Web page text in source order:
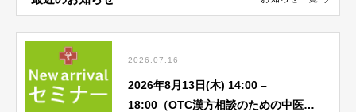
2026.07.16
2026年8月13日(木) 14:00 –
18:00（OTC漢方相談のための中医